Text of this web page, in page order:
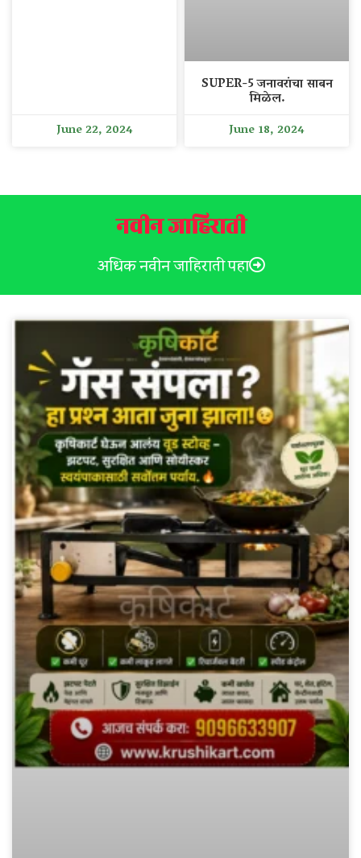
June 22, 2024
SUPER-5 जनावरांचा साबन
मिळेल.
June 18, 2024
नवीन जाहिराती
अधिक नवीन जाहिराती पहा